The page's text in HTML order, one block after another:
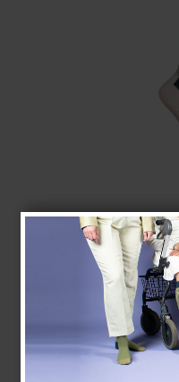
Kompressiosukat
23-5050